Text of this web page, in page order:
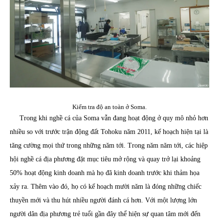
Kiểm tra độ an toàn ở Soma.
Trong khi nghề cá của Soma vẫn đang hoạt động ở quy mô nhỏ hơn
nhiều so với trước trận động đất Tohoku năm 2011, kế hoạch hiện tại là
tăng cường mọi thứ trong những năm tới. Trong năm năm tới, các hiệp
hội nghề cá địa phương đặt mục tiêu mở rộng và quay trở lại khoảng
50% hoạt động kinh doanh mà họ đã kinh doanh trước khi thảm họa
xảy ra. Thêm vào đó, họ có kế hoạch mười năm là đóng những chiếc
thuyền mới và thu hút nhiều người đánh cá hơn. Với một lượng lớn
người dân địa phương trẻ tuổi gần đây thể hiện sự quan tâm mới đến